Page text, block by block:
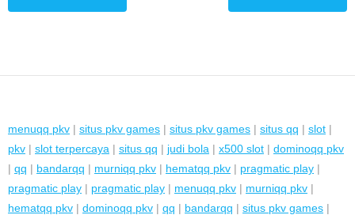
menuqq pkv | situs pkv games | situs pkv games | situs qq | slot |
pkv | slot terpercaya | situs qq | judi bola | x500 slot | dominoqq pkv
| qq | bandarqq | murniqq pkv | hematqq pkv | pragmatic play |
pragmatic play | pragmatic play | menuqq pkv | murniqq pkv |
hematqq pkv | dominoqq pkv | qq | bandarqq | situs pkv games |